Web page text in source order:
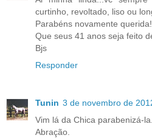
curtinho, revoltado, liso ou
Parabéns novamente querida!
Que seus 41 anos seja feito
Bjs
Responder
Tunin 3 de novembro de
Vim lá da Chica parabenizá-
Abração.